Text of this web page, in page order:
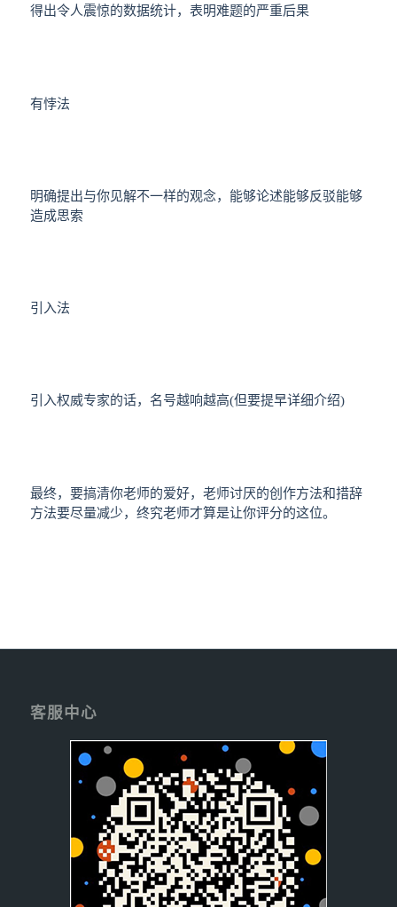
得出令人震惊的数据统计，表明难题的严重后果
有悖法
明确提出与你见解不一样的观念，能够论述能够反驳能够
造成思索
引入法
引入权威专家的话，名号越响越高(但要提早详细介绍)
最终，要搞清你老师的爱好，老师讨厌的创作方法和措辞
方法要尽量减少，终究老师才算是让你评分的这位。
客服中心